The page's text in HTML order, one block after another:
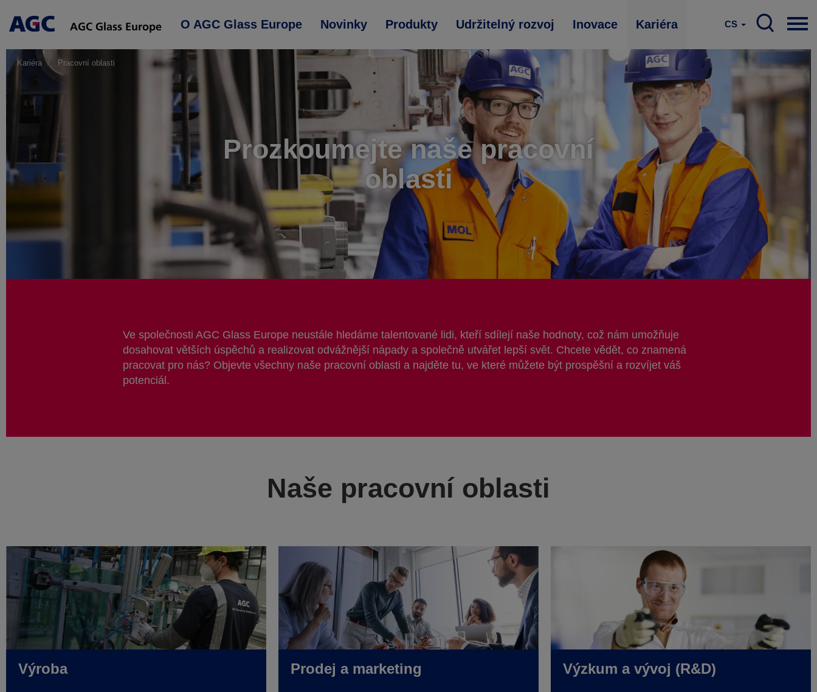
Main
O AGC Glass Europe Novinky Produkty Udržitelný rozvoj Inovace Kariéra CS
Kariéra Pracovní oblasti
Prozkoumejte naše pracovní
oblasti
Ve společnosti AGC Glass Europe neustále hledáme talentované lidi, kteří sdílejí naše hodnoty, což nám umožňuje
dosahovat větších úspěchů a realizovat odvážnější nápady a společně utvářet lepší svět. Chcete vědět, co znamená
pracovat pro nás? Objevte všechny naše pracovní oblasti a najděte tu, ve které můžete být prospěšní a rozvíjet váš
potenciál.
Naše pracovní oblasti
Výroba Prodej a marketing Výzkum a vývoj (R&D)